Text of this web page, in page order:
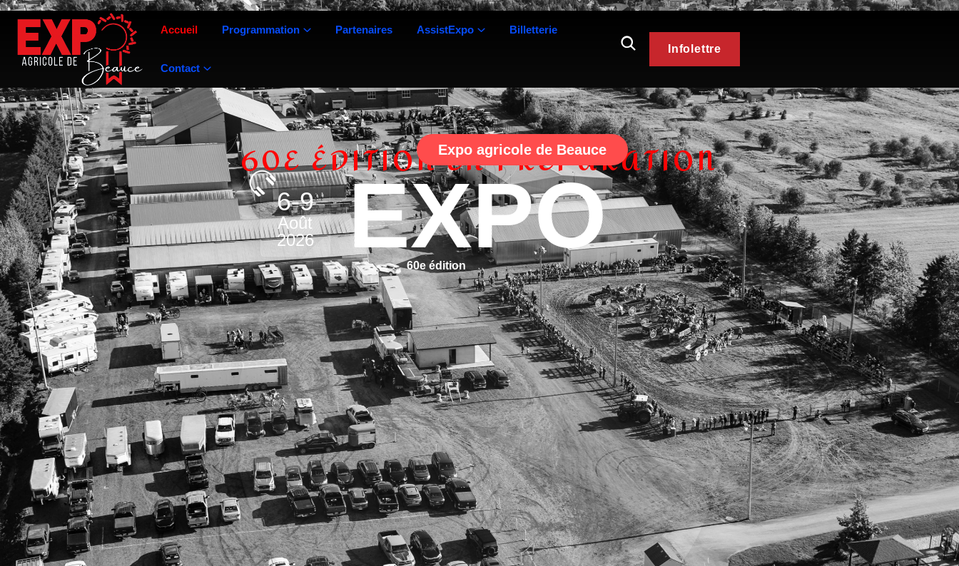
Accueil Programmation Partenaires AssistExpo Billetterie
Contact
Infolettre
60E ÉDITION EN PRÉPARATION
Expo agricole de Beauce
6-9
Août
2026
EXPO
60e édition